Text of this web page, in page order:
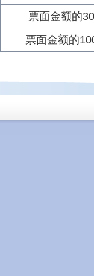
票面金额的
票面金额的